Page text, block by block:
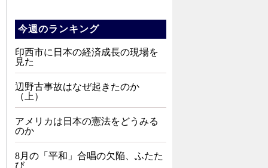
今週のランキング
印西市に日本の経済成長の現場を
見た
辺野古事故はなぜ起きたのか
（上）
アメリカは日本の憲法をどうみる
のか
8月の「平和」合唱の欠陥、ふたた
び